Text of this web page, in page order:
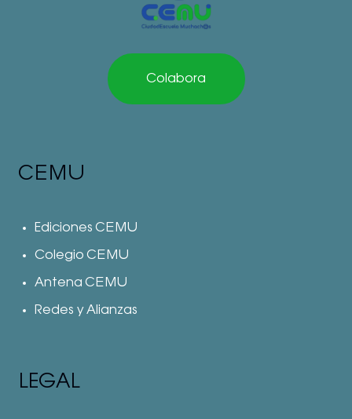
Colabora
CEMU
Ediciones CEMU
Colegio CEMU
Antena CEMU
Redes y Alianzas
LEGAL